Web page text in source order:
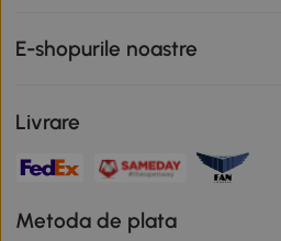
E-shopurile noastre
Livrare
Metoda de plata